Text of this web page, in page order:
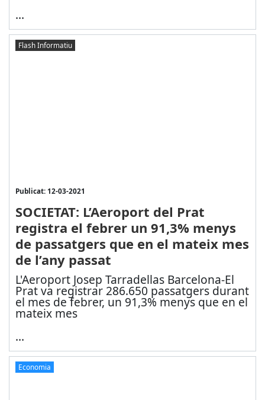
...
Flash Informatiu
Publicat: 12-03-2021
SOCIETAT: L’Aeroport del Prat
registra el febrer un 91,3% menys
de passatgers que en el mateix mes
de l’any passat
L'Aeroport Josep Tarradellas Barcelona-El
Prat va registrar 286.650 passatgers durant
el mes de febrer, un 91,3% menys que en el
mateix mes
...
Economia